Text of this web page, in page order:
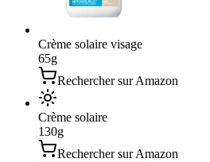
Crème solaire visage
65g
Rechercher sur Amazon
Crème solaire
130g
Rechercher sur Amazon